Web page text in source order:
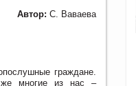
Автор: С. Ваваева
граждане.
же многие из нас –